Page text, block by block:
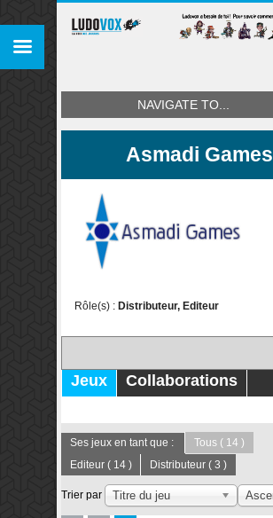
NAVIGATE TO...
Asmadi Games
Rôle(s) : Distributeur, Editeur
Jeux
Collaborations
Ses jeux en tant que : Tous ( 14 )
Editeur ( 14 ) Distributeur ( 3 )
Trier par Titre du jeu